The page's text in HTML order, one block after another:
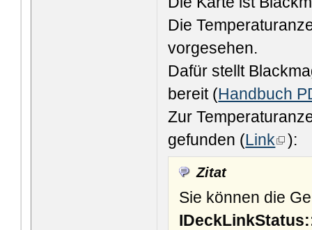
Die
vorgesehen.
Dafür stellt
bereit (Handbuch
Zur
gefunden (Link ):
Zitat
Sie können die